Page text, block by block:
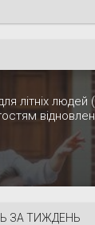
літніх людей
ЗА ТИЖДЕНЬ